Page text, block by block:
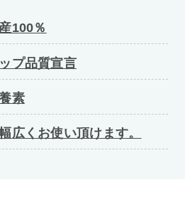
100％
プ品質宣言
素
広くお使い頂けます。